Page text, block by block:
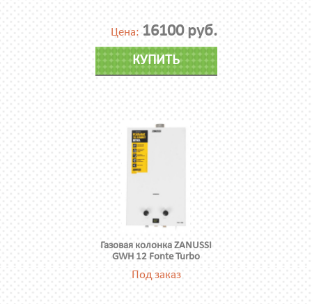
Цена: 16100 руб.
КУПИТЬ
Газовая колонка ZANUSSI
GWH 12 Fonte Turbo
Под заказ